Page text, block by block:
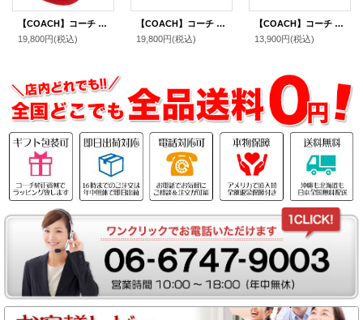
【COACH】コーチ ナイロン シグネチャー トラッカー ハット キャップ 帽子 レッド〔日本未発売〕
19,800円(税込)
【COACH】コーチ ウール ニット ロゴ ビーニー キャップ 帽子 ネイビー（日本未発売）
19,800円(税込)
【COACH】コーチ シグネチャー ブレスレット バングル ゴールド×ピンク〔日本未発売〕【訳あり】
13,900円(税込)